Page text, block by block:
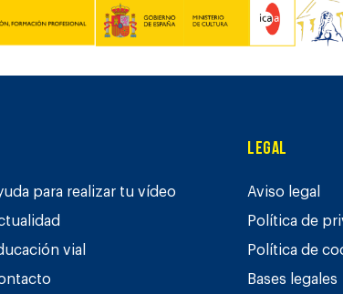
para realizar tu vídeo
vial
Legal
Aviso legal
Política de
Política de
Bases legales